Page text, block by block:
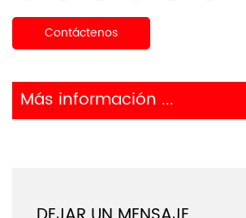
Contáctenos
Más información ...